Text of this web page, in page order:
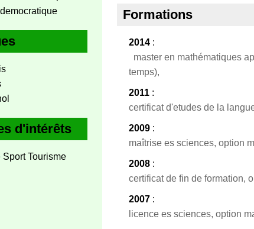
d'intérêts
Sport Tourisme
Formations
2014 :
master en mathématiques
temps),
2011 :
certificat d'etudes de la
2009 :
maîtrise es sciences, option
2008 :
certificat de fin de formation,
2007 :
licence es sciences, option